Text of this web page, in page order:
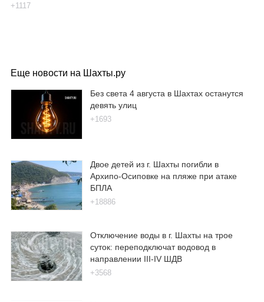
+1117
Еще новости на Шахты.ру
Без света 4 августа в Шахтах останутся
девять улиц
+1693
Двое детей из г. Шахты погибли в
Архипо-Осиповке на пляже при атаке
БПЛА
+18886
Отключение воды в г. Шахты на трое
суток: переподключат водовод в
направлении III-IV ШДВ
+3568